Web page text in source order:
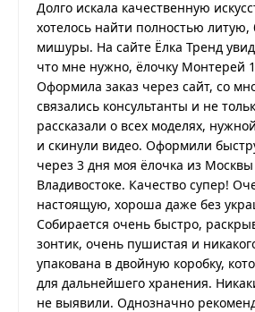
Долго искала качественную
хотелось найти полностью литую,
мишуры. На сайте Ёлка Тренд
что мне нужно, ёлочку Монтерей
Оформила заказ через сайт, со
связались консультанты и не
рассказали о всех моделях,
и скинули видео. Оформили
через 3 дня моя ёлочка из
Владивостоке. Качество супер!
настоящую, хороша даже без
Собирается очень быстро,
зонтик, очень пушистая и
упакована в двойную коробку,
для дальнейшего хранения.
не выявили. Однозначно